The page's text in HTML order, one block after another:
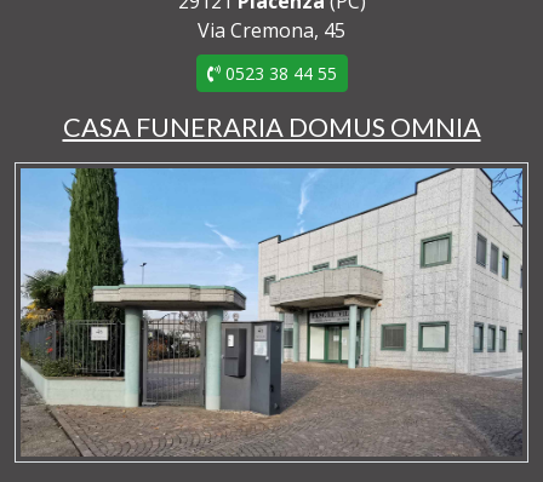
Via Cremona, 45
0523 38 44 55
CASA FUNERARIA DOMUS OMNIA